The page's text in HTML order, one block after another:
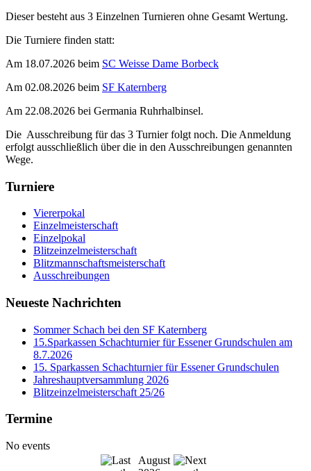
Dieser besteht aus 3 Einzelnen Turnieren ohne Gesamt Wertung.
Die Turniere finden statt:
Am 18.07.2026 beim SC Weisse Dame Borbeck
Am 02.08.2026 beim SF Katernberg
Am 22.08.2026 bei Germania Ruhrhalbinsel.
Die Ausschreibung für das 3 Turnier folgt noch. Die Anmeldung
erfolgt ausschließlich über die in den Ausschreibungen genannten
Wege.
Turniere
Viererpokal
Einzelmeisterschaft
Einzelpokal
Blitzeinzelmeisterschaft
Blitzmannschaftsmeisterschaft
Ausschreibungen
Neueste Nachrichten
Sommer Schach bei den SF Katernberg
15.Sparkassen Schachturnier für Essener Grundschulen am
8.7.2026
15. Sparkassen Schachturnier für Essener Grundschulen
Jahreshauptversammlung 2026
Blitzeinzelmeisterschaft 25/26
Termine
No events
August